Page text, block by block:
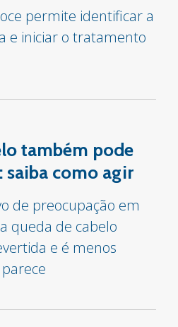
permite identificar a
e iniciar o tratamento
também pode
saiba como agir
de preocupação em
queda de cabelo
e é menos